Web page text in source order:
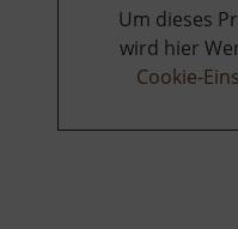
Um dieses
wird hier
Cookie-